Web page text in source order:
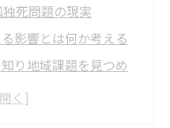
死問題の現実
影響とは何か考える
り地域課題を見つめ